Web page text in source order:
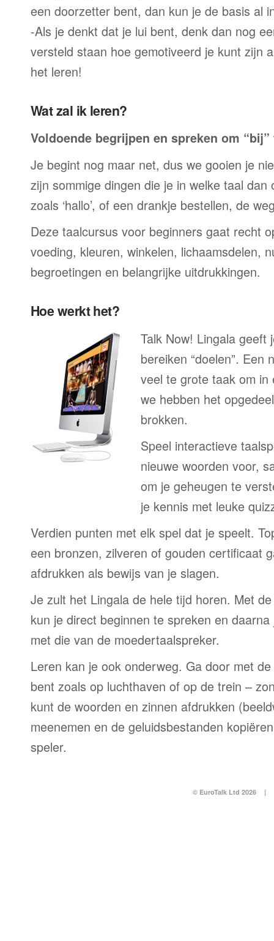
een doorzetter bent, dan kun je de basis al
-Als je denkt dat je lui bent, denk dan nog
versteld staan hoe gemotiveerd je kunt zijn
het leren!
Wat zal ik leren?
Voldoende begrijpen en spreken om
Je begint nog maar net, dus we gooien je
zijn sommige dingen die je in welke taal dan
zoals ‘hallo’, of een drankje bestellen, de
Deze taalcursus voor beginners gaat recht
voeding, kleuren, winkelen, lichaamsdelen,
begroetingen en belangrijke uitdrukkingen.
Hoe werkt het?
Talk Now! Lingala geeft
bereiken “doelen”. Een
veel te grote taak om
we hebben het
brokken.
Speel interactieve
nieuwe woorden voor,
om je geheugen te
je kennis met leuke
Verdien punten met elk spel dat je speelt.
een bronzen, zilveren of gouden certificaat
afdrukken als bewijs van je slagen.
Je zult het Lingala de hele tijd horen. Met
kun je direct beginnen te spreken en
met die van de moedertaalspreker.
Leren kan je ook onderweg. Ga door met
bent zoals op luchthaven of op de trein –
kunt de woorden en zinnen afdrukken
meenemen en de geluidsbestanden
speler.
© EuroTalk Ltd 2026 |